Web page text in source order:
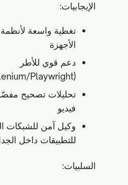
الإيجابيات:
تغطية واسعة
الأجهزة
دعم قوي للأطر
(Selenium/Playwright)
تحليلات تصحيح
فيديو
وكيل آمن للشبكات
للتطبيقات داخل
السلبيات: